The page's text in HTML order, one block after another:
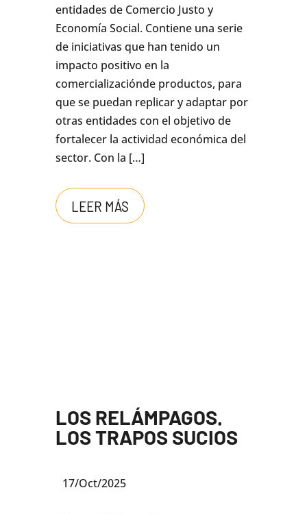
entidades de Comercio Justo y
Economía Social. Contiene una serie
de iniciativas que han tenido un
impacto positivo en la
comercializaciónde productos, para
que se puedan replicar y adaptar por
otras entidades con el objetivo de
fortalecer la actividad económica del
sector. Con la […]
LEER MÁS
LOS RELÁMPAGOS.
LOS TRAPOS SUCIOS
17/Oct/2025